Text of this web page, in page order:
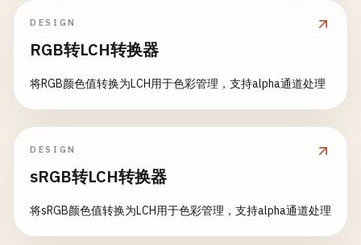
DESIGN
RGB转LCH转换器
将RGB颜色值转换为LCH用于色彩管理，支持alpha通道处理
DESIGN
sRGB转LCH转换器
将sRGB颜色值转换为LCH用于色彩管理，支持alpha通道处理